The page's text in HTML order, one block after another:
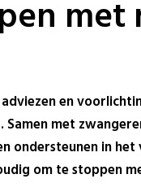
met
en
met
ondersteunen in
om te stoppen